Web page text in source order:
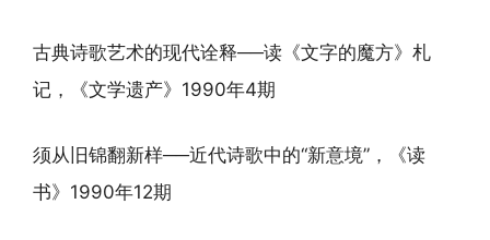
古典诗歌艺术的现代诠释──读《文字的魔方》札
记，《文学遗产》1990年4期
须从旧锦翻新样──近代诗歌中的“新意境”，《读
书》1990年12期